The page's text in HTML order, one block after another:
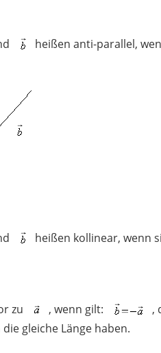
heißen anti-parallel,
heißen kollinear, wenn
zu , wenn gilt:
,
gleiche Länge haben.